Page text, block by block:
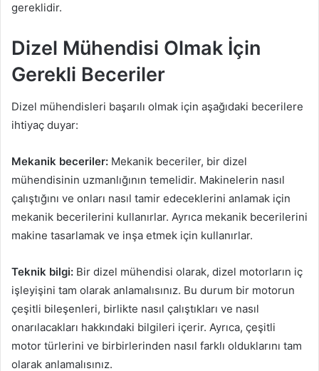
gereklidir.
Dizel Mühendisi Olmak İçin
Gerekli Beceriler
Dizel mühendisleri başarılı olmak için aşağıdaki becerilere
ihtiyaç duyar:
Mekanik beceriler: Mekanik beceriler, bir dizel
mühendisinin uzmanlığının temelidir. Makinelerin nasıl
çalıştığını ve onları nasıl tamir edeceklerini anlamak için
mekanik becerilerini kullanırlar. Ayrıca mekanik becerilerini
makine tasarlamak ve inşa etmek için kullanırlar.
Teknik bilgi: Bir dizel mühendisi olarak, dizel motorların iç
işleyişini tam olarak anlamalısınız. Bu durum bir motorun
çeşitli bileşenleri, birlikte nasıl çalıştıkları ve nasıl
onarılacakları hakkındaki bilgileri içerir. Ayrıca, çeşitli
motor türlerini ve birbirlerinden nasıl farklı olduklarını tam
olarak anlamalısınız.